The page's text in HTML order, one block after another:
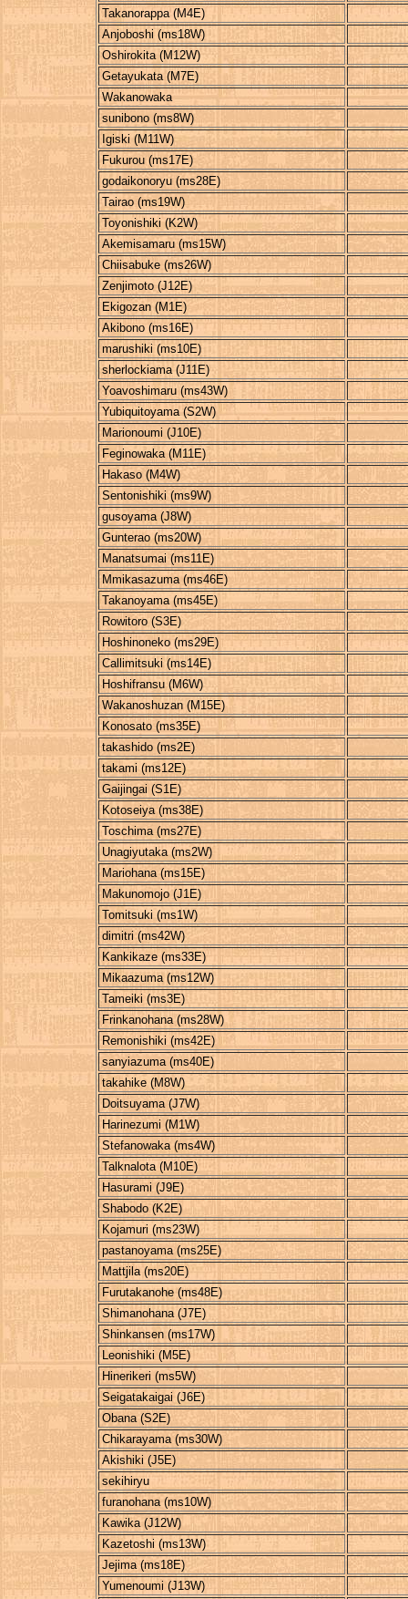
Takanorappa (M4E)
Anjoboshi (ms18W)
Oshirokita (M12W)
Getayukata (M7E)
Wakanowaka
sunibono (ms8W)
Igiski (M11W)
Fukurou (ms17E)
godaikonoryu (ms28E)
Tairao (ms19W)
Toyonishiki (K2W)
Akemisamaru (ms15W)
Chiisabuke (ms26W)
Zenjimoto (J12E)
Ekigozan (M1E)
Akibono (ms16E)
marushiki (ms10E)
sherlockiama (J11E)
Yoavoshimaru (ms43W)
Yubiquitoyama (S2W)
Marionoumi (J10E)
Feginowaka (M11E)
Hakaso (M4W)
Sentonishiki (ms9W)
gusoyama (J8W)
Gunterao (ms20W)
Manatsumai (ms11E)
Mmikasazuma (ms46E)
Takanoyama (ms45E)
Rowitoro (S3E)
Hoshinoneko (ms29E)
Callimitsuki (ms14E)
Hoshifransu (M6W)
Wakanoshuzan (M15E)
Konosato (ms35E)
takashido (ms2E)
takami (ms12E)
Gaijingai (S1E)
Kotoseiya (ms38E)
Toschima (ms27E)
Unagiyutaka (ms2W)
Mariohana (ms15E)
Makunomojo (J1E)
Tomitsuki (ms1W)
dimitri (ms42W)
Kankikaze (ms33E)
Mikaazuma (ms12W)
Tameiki (ms3E)
Frinkanohana (ms28W)
Remonishiki (ms42E)
sanyiazuma (ms40E)
takahike (M8W)
Doitsuyama (J7W)
Harinezumi (M1W)
Stefanowaka (ms4W)
Talknalota (M10E)
Hasurami (J9E)
Shabodo (K2E)
Kojamuri (ms23W)
pastanoyama (ms25E)
Mattjila (ms20E)
Furutakanohe (ms48E)
Shimanohana (J7E)
Shinkansen (ms17W)
Leonishiki (M5E)
Hinerikeri (ms5W)
Seigatakaigai (J6E)
Obana (S2E)
Chikarayama (ms30W)
Akishiki (J5E)
sekihiryu
furanohana (ms10W)
Kawika (J12W)
Kazetoshi (ms13W)
Jejima (ms18E)
Yumenoumi (J13W)